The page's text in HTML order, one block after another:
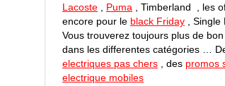
Lacoste
Puma , Timberland , les
encore pour le black Friday ,
Vous trouverez toujours plus de
dans les differentes catégories …
electriques pas chers , des promos
electrique mobiles